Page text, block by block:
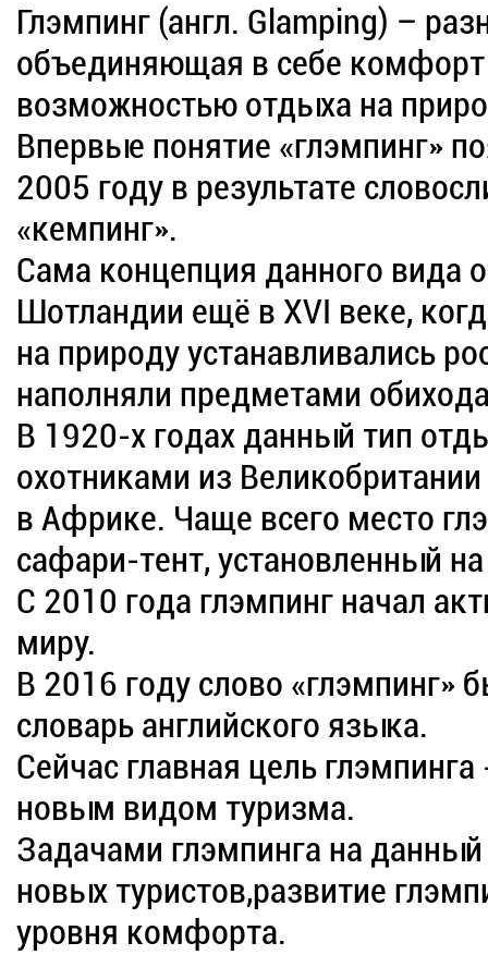
Глэмпинг (англ. Glamping) –
объединяющая в себе комфорт
возможностью отдыха на
Впервые понятие «глэмпинг»
2005 году в результате
«кемпинг».
Сама концепция данного вида
Шотландии ещё в XVI веке,
на природу устанавливались
наполняли предметами
В 1920-х годах данный тип
охотниками из
в Африке. Чаще всего место
сафари-тент, установленный
С 2010 года глэмпинг начал
миру.
В 2016 году слово
словарь английского языка.
Сейчас главная цель
новым видом туризма.
Задачами глэмпинга на
новых туристов,развитие
уровня комфорта.